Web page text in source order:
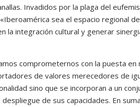
Invadidos por la plaga del
sea el espacio regional
la integración cultural y generar
comprometernos con la puesta
de valores merecedores de
sino que se incorporan a un
de sus capacidades. En